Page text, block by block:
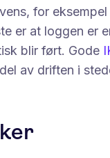
for
er at loggen er
blir ført. Gode
av driften i